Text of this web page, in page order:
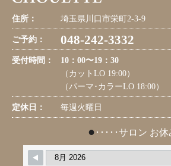
住所： 埼玉県川口市栄町2-3-9
ご予約： 048-242-3332
受付時間：
10：00〜19：30
（カットLO 19:00）
（パーマ･カラーLO 18:00）
定休日： 毎週火曜日
● ･････サロン お休